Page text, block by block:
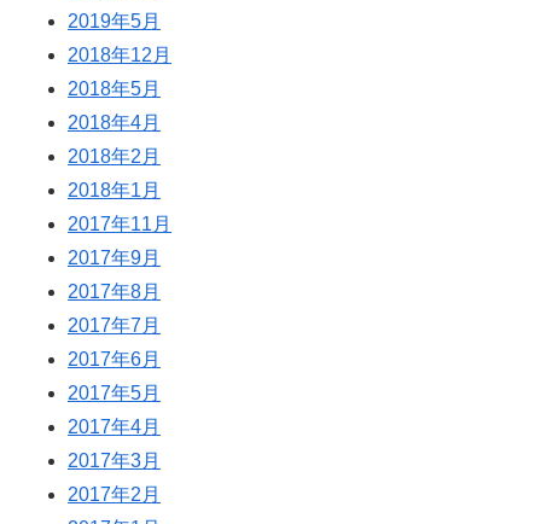
2019年5月
2018年12月
2018年5月
2018年4月
2018年2月
2018年1月
2017年11月
2017年9月
2017年8月
2017年7月
2017年6月
2017年5月
2017年4月
2017年3月
2017年2月